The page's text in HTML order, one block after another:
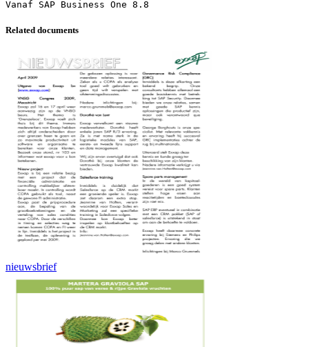
Related documents
nieuwsbrief